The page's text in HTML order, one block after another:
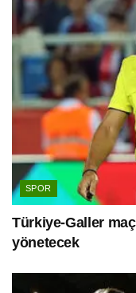
SPOR
Türkiye-Galler
yönetecek